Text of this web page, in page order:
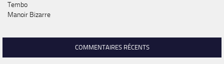
Tembo
Manoir Bizarre
COMMENTAIRES RÉCENTS